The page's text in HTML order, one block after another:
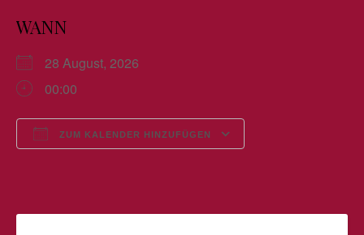
WANN
28 August, 2026
00:00
ZUM KALENDER HINZUFÜGEN